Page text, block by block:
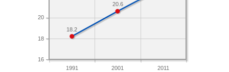
1991 2001 2011
16
18
20
20.6
18.2